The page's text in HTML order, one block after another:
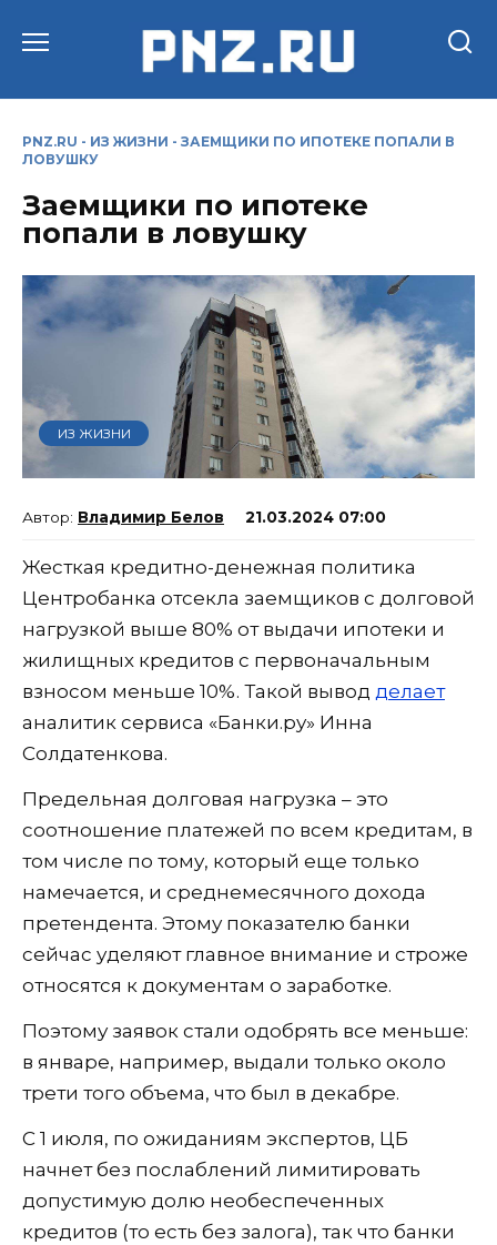
PNZ.RU - ИЗ ЖИЗНИ - ЗАЕМЩИКИ ПО ИПОТЕКЕ ПОПАЛИ В
ЛОВУШКУ
Заемщики по ипотеке
попали в ловушку
ИЗ ЖИЗНИ
Владимир Белов 21.03.2024 07:00
Жесткая кредитно-денежная политика
Центробанка отсекла заемщиков с долговой
нагрузкой выше 80% от выдачи ипотеки и
жилищных кредитов с первоначальным
взносом меньше 10%. Такой вывод делает
аналитик сервиса «Банки.ру» Инна
Солдатенкова.
Предельная долговая нагрузка – это
соотношение платежей по всем кредитам, в
том числе по тому, который еще только
намечается, и среднемесячного дохода
претендента. Этому показателю банки
сейчас уделяют главное внимание и строже
относятся к документам о заработке.
Поэтому заявок стали одобрять все меньше:
в январе, например, выдали только около
трети того объема, что был в декабре.
С 1 июля, по ожиданиям экспертов, ЦБ
начнет без послаблений лимитировать
допустимую долю необеспеченных
кредитов (то есть без залога), так что банки